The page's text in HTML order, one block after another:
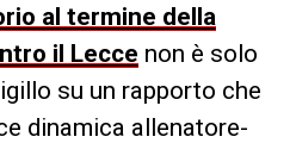
al termine della
il Lecce non è solo
su un rapporto che
dinamica allenatore-